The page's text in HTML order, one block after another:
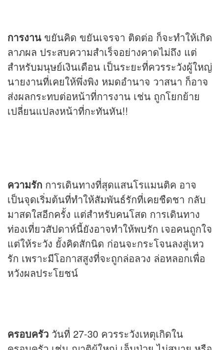
การงาน ขยันคิด ขยันเจรจา ติดต่อ ก็จะทำให้เกิด
ลาภผล ประสบความสำเร็จอย่างคาดไม่ถึง แต่
สำหรับมนุษย์เงินเดือน เป็นระยะที่ควรระวังผู้ใหญ่
นายงานที่เคยให้พึ่งพิง หมดอำนาจ วาสนา ก็อาจ
ส่งผลกระทบต่อหน้าที่การงาน เช่น ถูกโยกย้าย
เปลี่ยนแปลงหน้าที่กะทันหัน!!
ความรัก การเดินทางที่สุดแสนโรแมนติค อาจ
เป็นจุดเริ่มต้นที่ทำให้สัมพันธ์รักที่เคยชืดชา กลับ
มาสดใสอีกครั้ง แต่สำหรับคนโสด การเดินทาง
ท่องเที่ยวสัปดาห์นี้ยังอาจทำให้พบรัก เจอคนถูกใจ
แต่ให้ระวัง ยั้งคิดสักนิด ก่อนจะกระโจนลงสู่เหว
รัก เพราะมีโอกาสสูงที่จะถูกล่อลวง ล่อหลอกเพื่อ
หวังผลประโยชน์
ครอบครัว วันที่ 27-30 ควรระวังเหตุเกิดใน